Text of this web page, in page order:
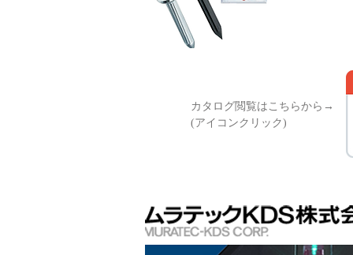
カタログ閲覧はこちらから→
(アイコンクリック)